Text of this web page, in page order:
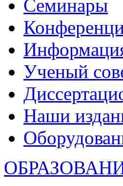
Семинары
Ученый
Наши